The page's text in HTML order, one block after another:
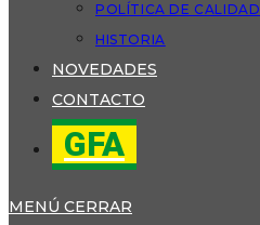
POLÍTICA DE CALIDAD
HISTORIA
NOVEDADES
CONTACTO
GFA
MENÚ CERRAR